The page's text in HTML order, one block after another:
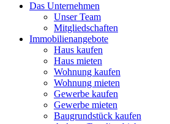
Das Unternehmen
Unser Team
Mitgliedschaften
Immobilienangebote
Haus kaufen
Haus mieten
Wohnung kaufen
Wohnung mieten
Gewerbe kaufen
Gewerbe mieten
Baugrundstück kaufen